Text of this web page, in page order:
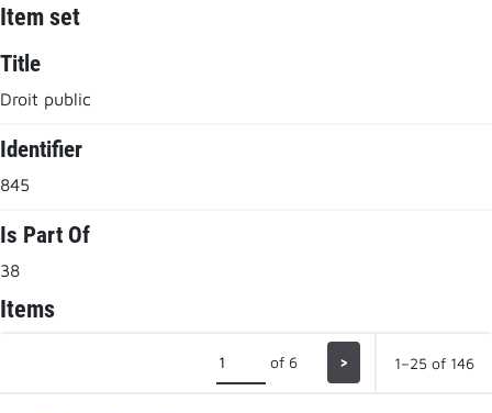
Item set
Title
Droit public
Identifier
845
Is Part Of
38
Items
of 6 > 1–25 of 146